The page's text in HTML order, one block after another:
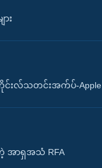
း
းလ်သတင်းအက်ပ်-Apple
ာရှအသံ RFA